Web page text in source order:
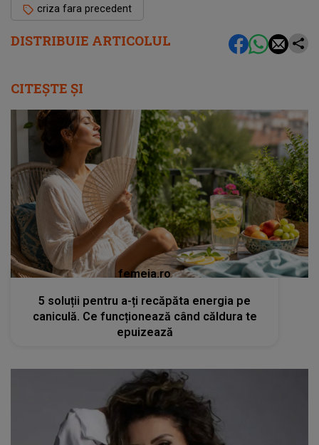
DISTRIBUIE ARTICOLUL
criza fara precedent
CITEȘTE ȘI
femeia.ro
5 soluții pentru a-ți recăpăta energia pe
caniculă. Ce funcționează când căldura te
epuizează